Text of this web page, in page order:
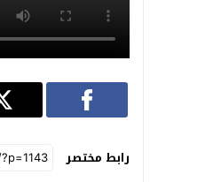
رابط مختصر